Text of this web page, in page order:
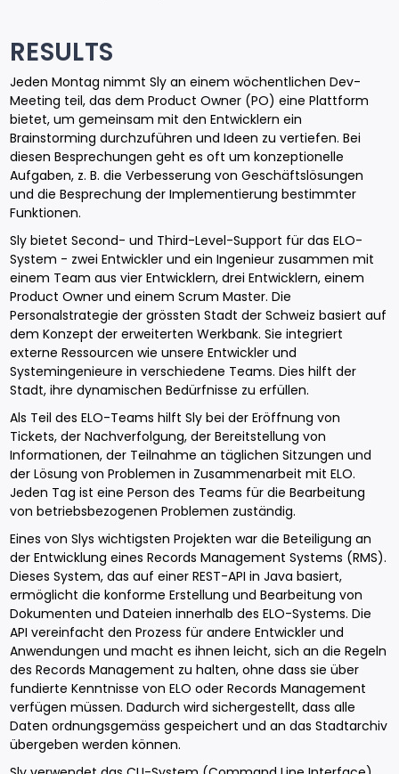
RESULTS
Jeden Montag nimmt Sly an einem wöchentlichen Dev-
Meeting teil, das dem Product Owner (PO) eine Plattform
bietet, um gemeinsam mit den Entwicklern ein
Brainstorming durchzuführen und Ideen zu vertiefen. Bei
diesen Besprechungen geht es oft um konzeptionelle
Aufgaben, z. B. die Verbesserung von Geschäftslösungen
und die Besprechung der Implementierung bestimmter
Funktionen.
Sly bietet Second- und Third-Level-Support für das ELO-
System - zwei Entwickler und ein Ingenieur zusammen mit
einem Team aus vier Entwicklern, drei Entwicklern, einem
Product Owner und einem Scrum Master. Die
Personalstrategie der grössten Stadt der Schweiz basiert auf
dem Konzept der erweiterten Werkbank. Sie integriert
externe Ressourcen wie unsere Entwickler und
Systemingenieure in verschiedene Teams. Dies hilft der
Stadt, ihre dynamischen Bedürfnisse zu erfüllen.
Als Teil des ELO-Teams hilft Sly bei der Eröffnung von
Tickets, der Nachverfolgung, der Bereitstellung von
Informationen, der Teilnahme an täglichen Sitzungen und
der Lösung von Problemen in Zusammenarbeit mit ELO.
Jeden Tag ist eine Person des Teams für die Bearbeitung
von betriebsbezogenen Problemen zuständig.
Eines von Slys wichtigsten Projekten war die Beteiligung an
der Entwicklung eines Records Management Systems (RMS).
Dieses System, das auf einer REST-API in Java basiert,
ermöglicht die konforme Erstellung und Bearbeitung von
Dokumenten und Dateien innerhalb des ELO-Systems. Die
API vereinfacht den Prozess für andere Entwickler und
Anwendungen und macht es ihnen leicht, sich an die Regeln
des Records Management zu halten, ohne dass sie über
fundierte Kenntnisse von ELO oder Records Management
verfügen müssen. Dadurch wird sichergestellt, dass alle
Daten ordnungsgemäss gespeichert und an das Stadtarchiv
übergeben werden können.